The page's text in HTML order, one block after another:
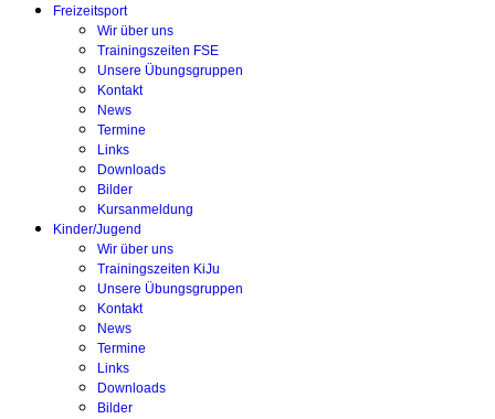
Freizeitsport
Wir über uns
Trainingszeiten FSE
Unsere Übungsgruppen
Kontakt
News
Termine
Links
Downloads
Bilder
Kursanmeldung
Kinder/Jugend
Wir über uns
Trainingszeiten KiJu
Unsere Übungsgruppen
Kontakt
News
Termine
Links
Downloads
Bilder